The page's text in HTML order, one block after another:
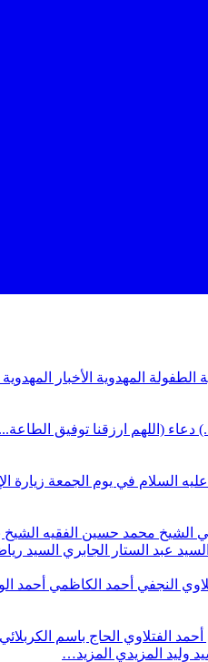
الطفولة المهدوية الأخبار المهدوية
دعاء (اللهم ارزقنا توفيق
عليه السلام في يوم الجمعة زيارة
الشيخ محمد حسين الفقيه
السيد عبد الستار الجابري السيد
النجفي أحمد الكاظمي أحمد
أحمد الفتلاوي الحاج باسم الكربلائي
وليد المزيدي المزيد…